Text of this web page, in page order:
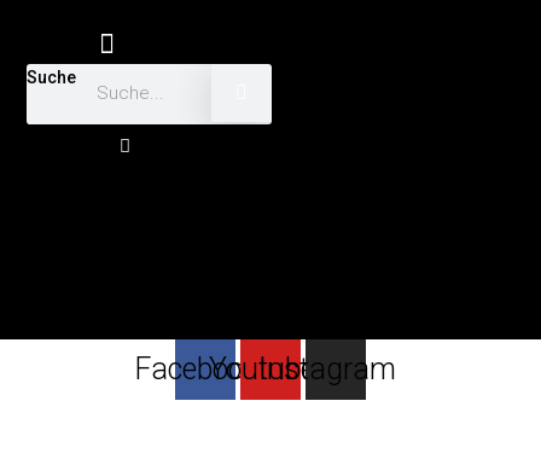
Suche
FacebookYoutube
Instagram